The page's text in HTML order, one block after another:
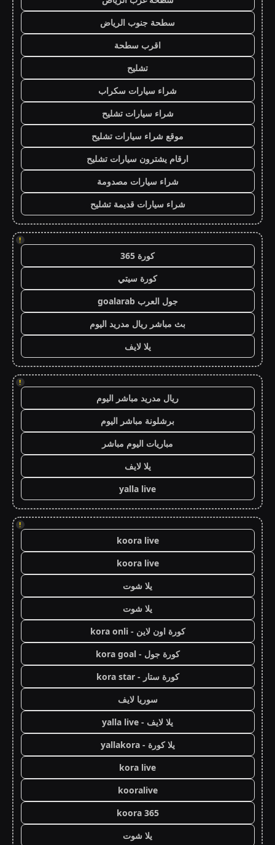
سطحة جنوب الرياض
اقرب سطحة
تشليح
شراء سيارات سكراب
شراء سيارات تشليح
موقع شراء سيارات تشليح
ارقام يشترون سيارات تشليح
شراء سيارات مصدومة
شراء سيارات قديمة تشليح
!
كورة 365
كورة سيتي
جول العرب goalarab
بث مباشر ريال مدريد اليوم
يلا لايف
!
ريال مدريد مباشر اليوم
برشلونة مباشر اليوم
مباريات اليوم مباشر
يلا لايف
yalla live
!
koora live
koora live
يلا شوت
يلا شوت
كورة اون لاين - kora onli
كورة جول - kora goal
كورة ستار - kora star
سوريا لايف
يلا لايف - yalla live
يلا كورة - yallakora
kora live
kooralive
koora 365
يلا شوت